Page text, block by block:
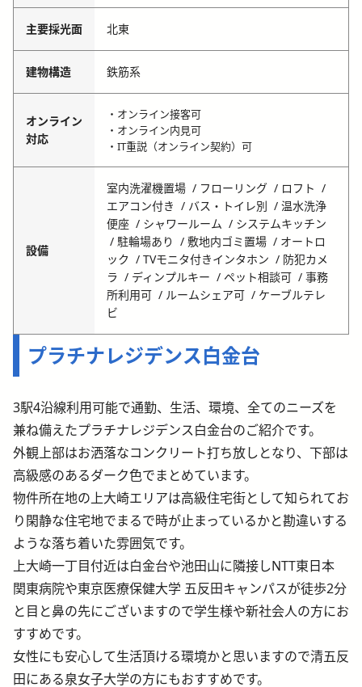
主要採光面 北東
建物構造 鉄筋系
オンライン
対応
・オンライン接客可
・オンライン内見可
・IT重説（オンライン契約）可
設備
室内洗濯機置場 フローリング
ロフト
エアコン付き
バス・トイレ別
温水洗浄
便座
シャワールーム
システムキッチン
駐輪場あり
敷地内ゴミ置場
オートロ
ック
TVモニタ付きインタホン
防犯カメ
ラ
ディンプルキー ペット相談可
事務
所利用可
ルームシェア可
ケーブルテレ
ビ
プラチナレジデンス白金台
3駅4沿線利用可能で通勤、生活、環境、全てのニーズを
兼ね備えたプラチナレジデンス白金台のご紹介です。
外観上部はお洒落なコンクリート打ち放しとなり、下部は
高級感のあるダーク色でまとめています。
物件所在地の上大崎エリアは高級住宅街として知られてお
り閑静な住宅地でまるで時が止まっているかと勘違いする
ような落ち着いた雰囲気です。
上大崎一丁目付近は白金台や池田山に隣接しNTT東日本
関東病院や東京医療保健大学 五反田キャンパスが徒歩2分
と目と鼻の先にございますので学生様や新社会人の方にお
すすめです。
女性にも安心して生活頂ける環境かと思いますので清五反
田にある泉女子大学の方にもおすすめです。